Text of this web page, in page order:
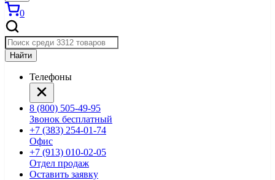
0
Найти
Телефоны
8 (800) 505-49-95
Звонок бесплатный
+7 (383) 254-01-74
Офис
+7 (913) 010-02-05
Отдел продаж
Оставить заявку